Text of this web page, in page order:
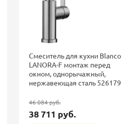
Смеситель для кухни Blanco
LANORA-F монтаж перед
окном, однорычажный,
нержавеющая сталь 526179
46 084 руб.
38 711 руб.